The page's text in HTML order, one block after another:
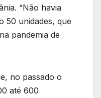
“Não havia
50 unidades, que
pandemia de
no passado o
até 600